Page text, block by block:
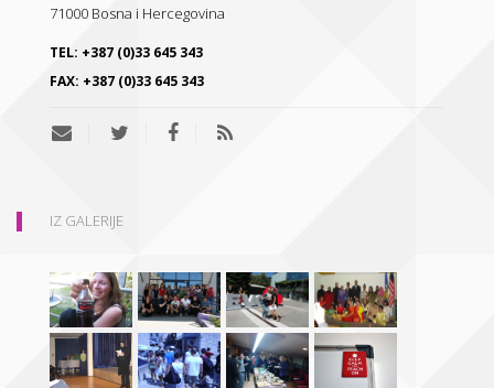
71000 Bosna i Hercegovina
TEL: +387 (0)33 645 343
FAX: +387 (0)33 645 343
IZ GALERIJE